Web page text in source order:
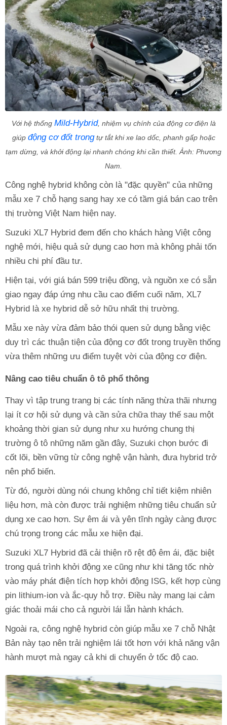
Với hệ thống Mild-Hybrid, nhiệm vụ chính của động cơ điện là
giúp động cơ đốt trongtự tắt khi xe lao dốc, phanh gấp hoặc
tạm dừng, và khởi động lại nhanh chóng khi cần thiết. Ảnh: Phương
Nam.
Công nghệ hybrid không còn là "đặc quyền" của những
mẫu xe 7 chỗ hạng sang hay xe có tầm giá bán cao trên
thị trường Việt Nam hiện nay.
Suzuki XL7 Hybrid đem đến cho khách hàng Việt công
nghệ mới, hiệu quả sử dụng cao hơn mà không phải tốn
nhiều chi phí đầu tư.
Hiện tại, với giá bán 599 triệu đồng, và nguồn xe có sẵn
giao ngay đáp ứng nhu cầu cao điểm cuối năm, XL7
Hybrid là xe hybrid dễ sở hữu nhất thị trường.
Mẫu xe này vừa đảm bảo thói quen sử dụng bằng việc
duy trì các thuận tiện của động cơ đốt trong truyền thống
vừa thêm những ưu điểm tuyệt vời của động cơ điện.
Nâng cao tiêu chuẩn ô tô phổ thông
Thay vì tập trung trang bị các tính năng thừa thãi nhưng
lại ít cơ hội sử dụng và cần sửa chữa thay thế sau một
khoảng thời gian sử dụng như xu hướng chung thị
trường ô tô những năm gần đây, Suzuki chọn bước đi
cốt lõi, bền vững từ công nghệ vận hành, đưa hybrid trở
nên phổ biến.
Từ đó, người dùng nói chung không chỉ tiết kiệm nhiên
liệu hơn, mà còn được trải nghiệm những tiêu chuẩn sử
dụng xe cao hơn. Sự êm ái và yên tĩnh ngày càng được
chú trọng trong các mẫu xe hiện đại.
Suzuki XL7 Hybrid đã cải thiện rõ rệt độ êm ái, đặc biệt
trong quá trình khởi động xe cũng như khi tăng tốc nhờ
vào máy phát điện tích hợp khởi động ISG, kết hợp cùng
pin lithium-ion và ắc-quy hỗ trợ. Điều này mang lại cảm
giác thoải mái cho cả người lái lẫn hành khách.
Ngoài ra, công nghệ hybrid còn giúp mẫu xe 7 chỗ Nhật
Bản này tạo nên trải nghiệm lái tốt hơn với khả năng vận
hành mượt mà ngay cả khi di chuyển ở tốc độ cao.